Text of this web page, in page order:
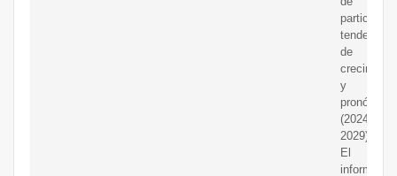
tendencias
de
y
(2024-
2029)
El
informe